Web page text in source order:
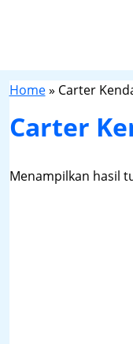
Home» Carter
Carter
Menampilkan hasil